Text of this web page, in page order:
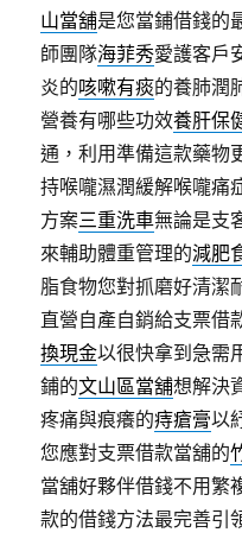
山當舖是您當鋪借錢的
師團隊海菲秀愛護客戶
炎的咳嗽有痰的養肺潤
營養有哪些功效養肝保
通，利用準備這款藥物
持喉嚨濕潤緩解喉嚨痛
方案三重洗車無論是支
來輔助體重管理的減肥
脂食物您對抓磨好清潔
直營自產自銷給支票借
換現金以很快拿到急需
鋪的文山區當舖想解決
疼痛與痕癢的痔瘡膏以
您應對支票借款當舖的
當舖好夥伴借錢不用繁
款的借錢方法最完善引